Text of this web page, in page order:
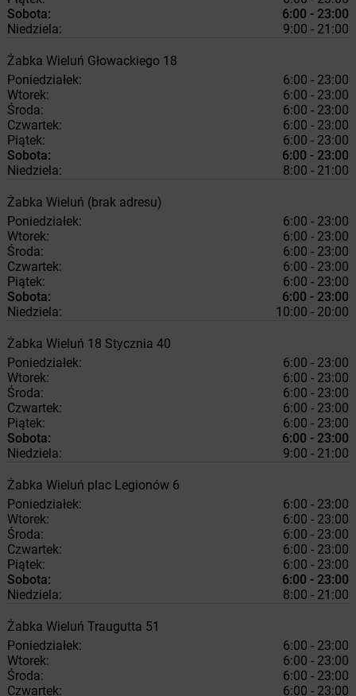
Sobota:
6:00 - 23:00
Niedziela:
9:00 - 21:00
Żabka Wieluń Głowackiego 18
Poniedziałek:
6:00 - 23:00
Wtorek:
6:00 - 23:00
Środa:
6:00 - 23:00
Czwartek:
6:00 - 23:00
Piątek:
6:00 - 23:00
Sobota:
6:00 - 23:00
Niedziela:
8:00 - 21:00
Żabka Wieluń (brak adresu)
Poniedziałek:
6:00 - 23:00
Wtorek:
6:00 - 23:00
Środa:
6:00 - 23:00
Czwartek:
6:00 - 23:00
Piątek:
6:00 - 23:00
Sobota:
6:00 - 23:00
Niedziela:
10:00 - 20:00
Żabka Wieluń 18 Stycznia 40
Poniedziałek:
6:00 - 23:00
Wtorek:
6:00 - 23:00
Środa:
6:00 - 23:00
Czwartek:
6:00 - 23:00
Piątek:
6:00 - 23:00
Sobota:
6:00 - 23:00
Niedziela:
9:00 - 21:00
Żabka Wieluń plac Legionów 6
Poniedziałek:
6:00 - 23:00
Wtorek:
6:00 - 23:00
Środa:
6:00 - 23:00
Czwartek:
6:00 - 23:00
Piątek:
6:00 - 23:00
Sobota:
6:00 - 23:00
Niedziela:
8:00 - 21:00
Żabka Wieluń Traugutta 51
Poniedziałek:
6:00 - 23:00
Wtorek:
6:00 - 23:00
Środa:
6:00 - 23:00
Czwartek:
6:00 - 23:00